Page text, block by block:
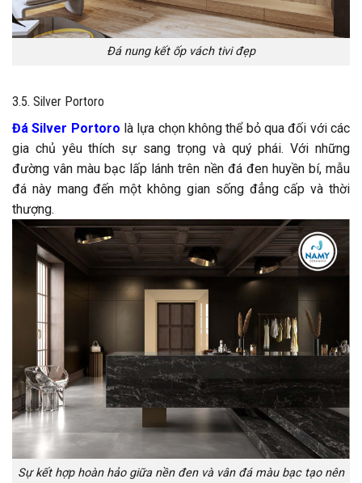
Đá nung kết ốp vách tivi đẹp
3.5. Silver Portoro
Đá Silver Portoro là lựa chọn không thể bỏ qua đối với các
gia chủ yêu thích sự sang trọng và quý phái. Với những
đường vân màu bạc lấp lánh trên nền đá đen huyền bí, mẫu
đá này mang đến một không gian sống đẳng cấp và thời
thượng.
Sự kết hợp hoàn hảo giữa nền đen và vân đá màu bạc tạo nên